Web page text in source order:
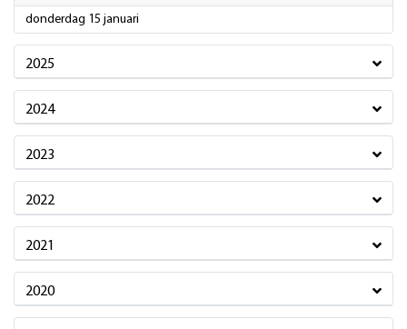
donderdag 15 januari
2025
2024
2023
2022
2021
2020